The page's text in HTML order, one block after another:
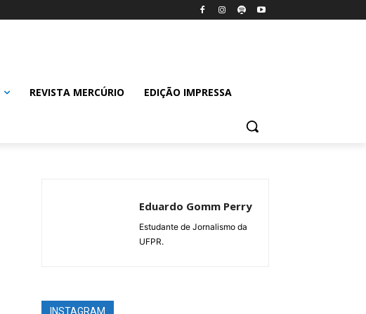
REVISTA MERCÚRIO EDIÇÃO IMPRESSA
Eduardo Gomm Perry
Estudante de Jornalismo da
UFPR.
INSTAGRAM